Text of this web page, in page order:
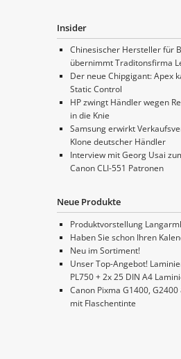
Insider
Chinesischer Hersteller für
übernimmt Traditonsfirma
Der neue Chipgigant: Apex
Static Control
HP zwingt Händler wegen
in die Knie
Samsung erwirkt
Klone deutscher Händler
Interview mit Georg Usai
Canon CLI-551 Patronen
Neue Produkte
Produktvorstellung
Haben Sie schon Ihren
Neu im Sortiment!
Unser Top-Angebot!
PL750 + 2x 25 DIN A4
Canon Pixma G1400,
mit Flaschentinte